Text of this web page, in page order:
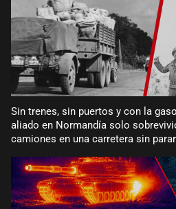
Sin trenes, sin puertos y con la
aliado en Normandía solo
camiones en una carretera sin